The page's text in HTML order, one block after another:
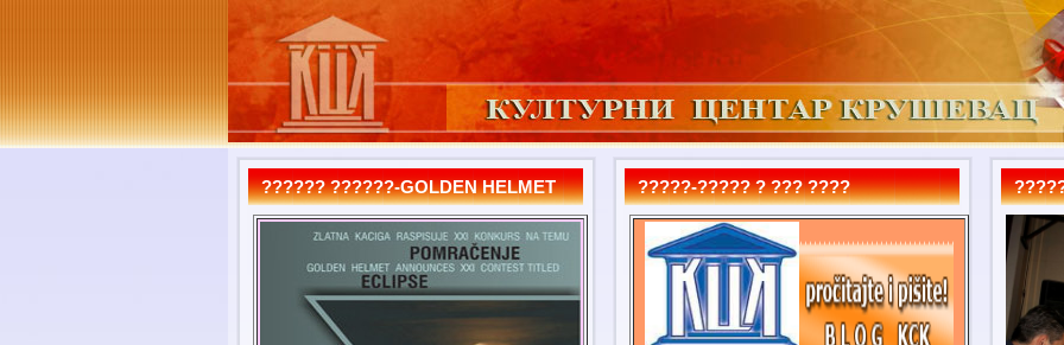
?????? ??????-GOLDEN HELMET ?????-????? ? ??? ????